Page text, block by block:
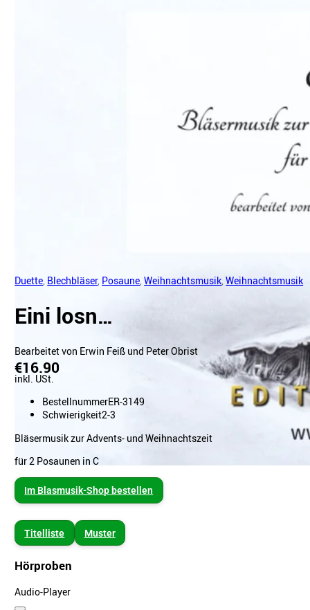
Duette Blechbläser, Posaune ,Weihnachtsmusik ,Weihnachtsmusik
Eini losn…
Bearbeitet von Erwin Feiß und Peter Obrist
€16.90
inkl. USt.
BestellnummerER-3149
Schwierigkeit2-3
Bläsermusik zur Advents- und Weihnachtszeit
für 2 Posaunen in C
Im Blasmusik-Shop bestellen
Titelliste Muster
Hörproben
Audio-Player